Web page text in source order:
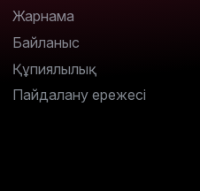
Жарнама
Байланыс
Құпиялылық
Пайдалану ережесі